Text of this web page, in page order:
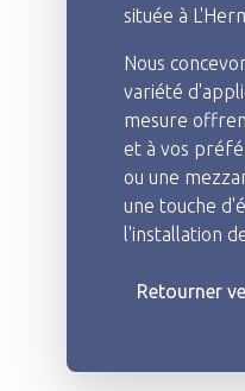
située à
Nous
variété
mesure
et à vos
ou une
une touche
l'installation
Retourner